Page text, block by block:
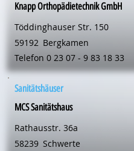
Knapp Orthopädietechnik GmbH
Töddinghauser Str. 150
59192 Bergkamen
Telefon 0 23 07 - 9 83 18 33
Sanitätshäuser
MCS Sanitätshaus
Rathausstr. 36a
58239 Schwerte